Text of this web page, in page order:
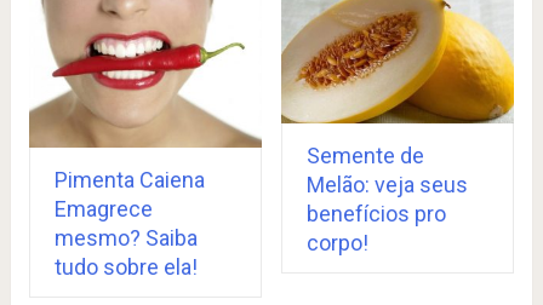
Pimenta Caiena
Emagrece
mesmo? Saiba
tudo sobre ela!
Semente de
Melão: veja seus
benefícios pro
corpo!